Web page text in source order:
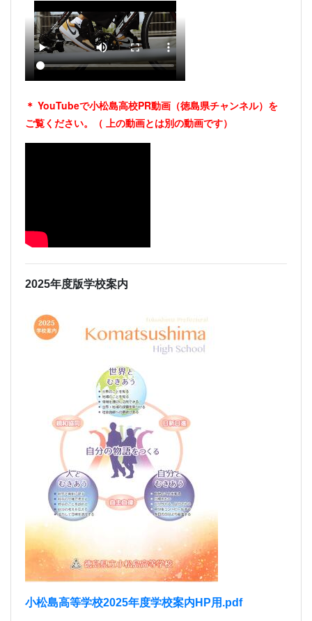
＊ YouTubeで小松島高校PR動画（徳島県チャンネル）を
ご覧ください。（ 上の動画とは別の動画です）
2025年度版学校案内
小松島高等学校2025年度学校案内HP用.pdf